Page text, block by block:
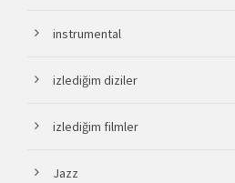
instrumental
izlediğim diziler
izlediğim filmler
Jazz